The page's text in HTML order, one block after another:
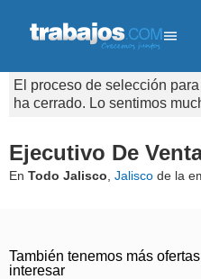
El proceso de selección
ha cerrado. Lo sentimos
Ejecutivo De
En Todo Jalisco Jalisco de la
También tenemos más
interesar